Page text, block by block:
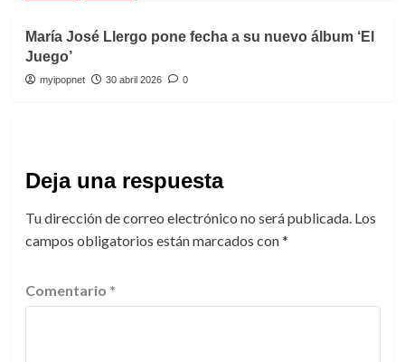
María José Llergo pone fecha a su nuevo álbum ‘El
Juego’
myipopnet 30 abril 2026 0
Deja una respuesta
Tu dirección de correo electrónico no será publicada. Los
campos obligatorios están marcados con*
Comentario *